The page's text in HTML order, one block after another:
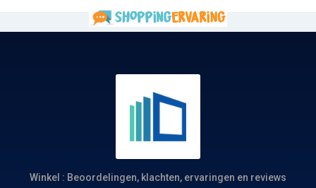
Winkel : Beoordelingen, klachten, ervaringen en reviews